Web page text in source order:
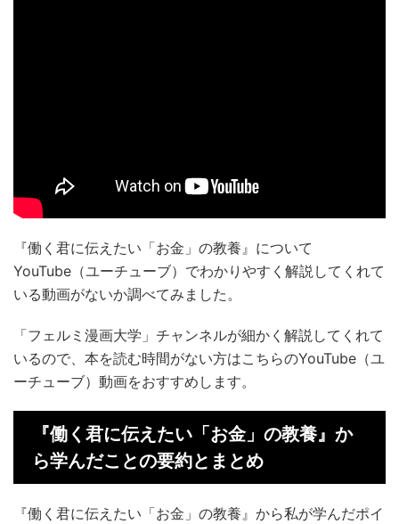
『働く君に伝えたい「お金」の教養』について
YouTube（ユーチューブ）でわかりやすく解説してくれて
いる動画がないか調べてみました。
「フェルミ漫画大学」チャンネルが細かく解説してくれて
いるので、本を読む時間がない方はこちらのYouTube（ユ
ーチューブ）動画をおすすめします。
『働く君に伝えたい「お金」の教養』か
ら学んだことの要約とまとめ
『働く君に伝えたい「お金」の教養』から私が学んだポイ